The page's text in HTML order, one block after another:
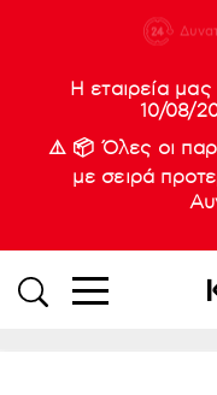
933
Η εταιρεία
10/08/
⚠️ 📦 Όλες οι
με σειρά